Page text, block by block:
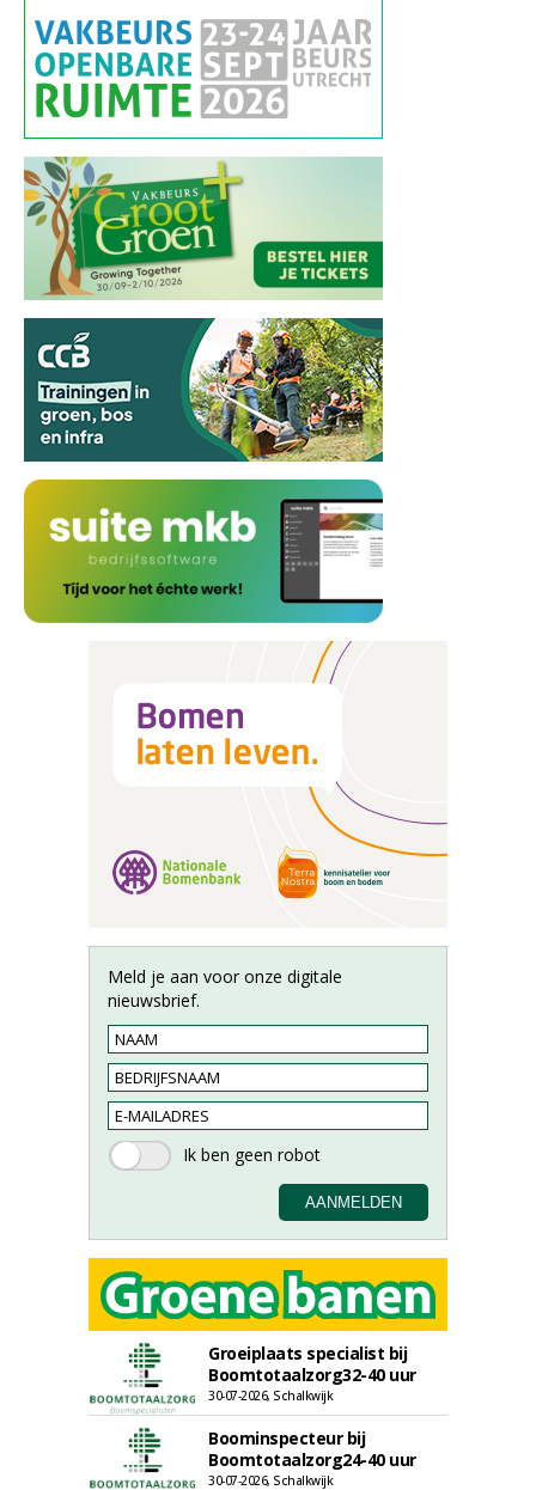
Meld je aan voor onze digitale
nieuwsbrief.
Groeiplaats specialist bij
Boomtotaalzorg32-40 uur
30-07-2026, Schalkwijk
Boominspecteur bij
Boomtotaalzorg24-40 uur
30-07-2026, Schalkwijk